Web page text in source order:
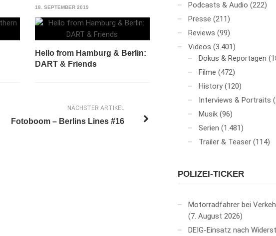
18. SEPTEMBER 2019
Hello from Hamburg & Berlin:
DART & Friends
NÄCHSTER ARTIKEL
Fotoboom – Berlins Lines #16
Podcasts & Audio (222)
Presse (211)
Reviews (99)
Videos (3.401)
Dokus & Reportagen
Filme (472)
History (120)
Interviews & Portraits
Musik (96)
Serien (1.481)
Trailer & Teaser (114)
POLIZEI-TICKER
Motorradfahrer bei
7. August 2026
DEIG-Einsatz nach